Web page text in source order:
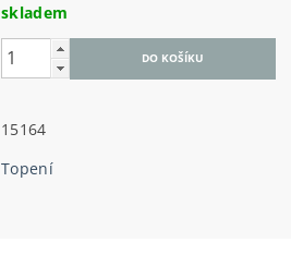
skladem
15164
Topení